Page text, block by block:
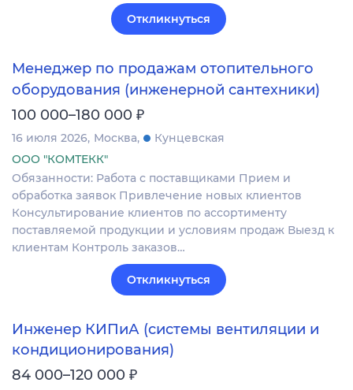
Откликнуться
Менеджер по продажам отопительного
оборудования (инженерной сантехники)
100 000–180 000 ₽
16 июля 2026 Москва
Кунцевская
ООО "КОМТЕКК"
Обязанности: Работа с поставщиками Прием и
обработка заявок Привлечение новых клиентов
Консультирование клиентов по ассортименту
поставляемой продукции и условиям продаж Выезд к
клиентам Контроль заказов…
Откликнуться
Инженер КИПиА (системы вентиляции и
кондиционирования)
84 000–120 000 ₽